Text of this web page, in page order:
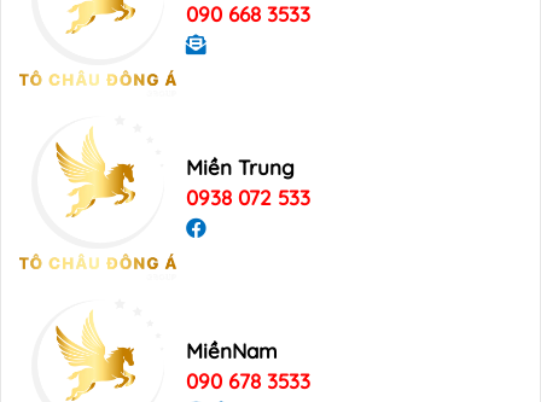
090 668 3533
Miền Trung
0938 072 533
MiềnNam
090 678 3533